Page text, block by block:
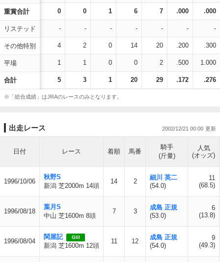
重賞合計
リステッド
その他特別
平場
合計
0 0 1 6 7 .000 .000
- - - - - - -
4 2 0 14 20 .200 .300
1 1 0 0 2 .500 1.000
5 3 1 20 29 .172 .276
※「総合成績」はJRAのレースのみとなります。
出走レース 2002/12/21 00:00
日付 レース 着順 馬番
騎手
(斤量)
人気
(オッズ)
1996/10/06
秋野S
新潟 芝2000m 14頭
14 2
細川 英二
(54.0)
11
(68.5)
1996/08/18
葉月S
中山 芝1600m 8頭
7 3
成島 正規
(53.0)
6
(13.8)
1996/08/04
関屋記 GIII
新潟 芝1600m 12頭
11 12
成島 正規
(54.0)
9
(49.3)